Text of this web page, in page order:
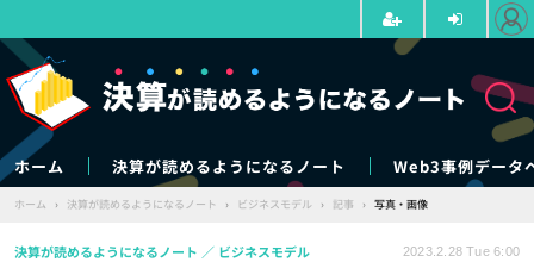
ホーム 決算が読めるようになるノート Web3事例データ
ホーム › 決算が読めるようになるノート › ビジネスモデル › 記事 › 写真・画像
決算が読めるようになるノート ビジネスモデル 2023.2.28 Tue 6:00